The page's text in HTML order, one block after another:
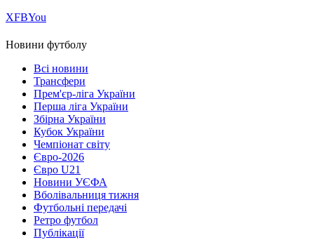
ХFBYou
Новини футболу
Всі новини
Трансфери
Прем'єр-ліга України
Перша ліга України
Збірна України
Кубок України
Чемпіонат світу
Євро-2026
Євро U21
Новини УЄФА
Вболівальниця тижня
Футбольні передачі
Ретро футбол
Публікації